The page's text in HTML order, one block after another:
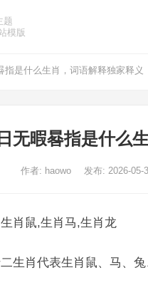
题
模版
指是什么生肖，词语解释独家释义
日无暇晷指是什么
作者: haowo 发布: 2026-05-
肖鼠,生肖马,生肖龙
生肖代表生肖鼠、马、